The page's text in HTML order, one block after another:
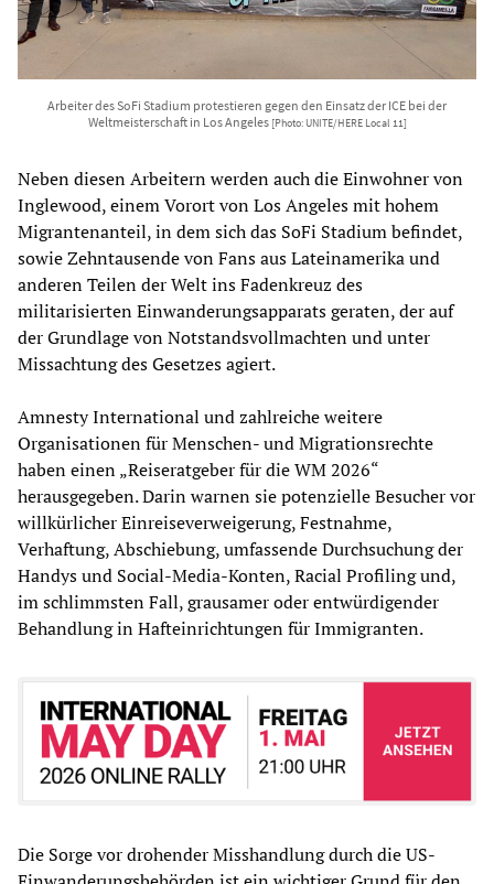
Arbeiter des SoFi Stadium protestieren gegen den Einsatz der ICE bei der
Weltmeisterschaft in Los Angeles [Photo: UNITE/HERE Local 11]
Neben diesen Arbeitern werden auch die Einwohner von
Inglewood, einem Vorort von Los Angeles mit hohem
Migrantenanteil, in dem sich das SoFi Stadium befindet,
sowie Zehntausende von Fans aus Lateinamerika und
anderen Teilen der Welt ins Fadenkreuz des
militarisierten Einwanderungsapparats geraten, der auf
der Grundlage von Notstandsvollmachten und unter
Missachtung des Gesetzes agiert.
Amnesty International und zahlreiche weitere
Organisationen für Menschen- und Migrationsrechte
haben einen „Reiseratgeber für die WM 2026“
herausgegeben. Darin warnen sie potenzielle Besucher vor
willkürlicher Einreiseverweigerung, Festnahme,
Verhaftung, Abschiebung, umfassende Durchsuchung der
Handys und Social-Media-Konten, Racial Profiling und,
im schlimmsten Fall, grausamer oder entwürdigender
Behandlung in Hafteinrichtungen für Immigranten.
Die Sorge vor drohender Misshandlung durch die US-